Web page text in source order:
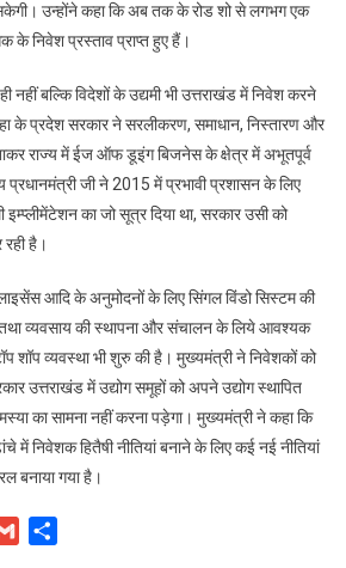
सकेगी। उन्होंने कहा कि अब तक के रोड शो से लगभग एक
निवेश प्रस्ताव प्राप्त हुए हैं।
नहीं बल्कि विदेशों के उद्यमी भी उत्तराखंड में निवेश करने
के प्रदेश सरकार ने सरलीकरण, समाधान, निस्तारण और
राज्य में ईज ऑफ डूइंग बिजनेस के क्षेत्र में अभूतपूर्व
प्रधानमंत्री जी ने 2015 में प्रभावी प्रशासन के लिए
इम्प्लीमेंटेशन का जो सूत्र दिया था, सरकार उसी को
है।
आदि के अनुमोदनों के लिए सिंगल विंडो सिस्टम की
तथा व्यवसाय की स्थापना और संचालन के लिये आवश्यक
शॉप व्यवस्था भी शुरु की है। मुख्यमंत्री ने निवेशकों को
उत्तराखंड में उद्योग समूहों को अपने उद्योग स्थापित
का सामना नहीं करना पड़ेगा। मुख्यमंत्री ने कहा कि
में निवेशक हितैषी नीतियां बनाने के लिए कई नई नीतियां
बनाया गया है।
Gmail